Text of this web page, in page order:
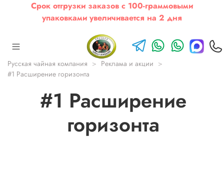
Срок отгрузки заказов с 100-граммовыми
упаковками увеличивается на 2 дня
Русская чайная компания
Реклама и акции
#1 Расширение горизонта
#1 Расширение
горизонта